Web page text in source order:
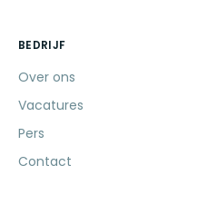
BEDRIJF
Over ons
Vacatures
Pers
Contact